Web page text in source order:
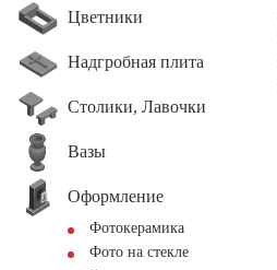
Цветники
Надгробная плита
Столики, Лавочки
Вазы
Оформление
Фотокерамика
Фото на стекле